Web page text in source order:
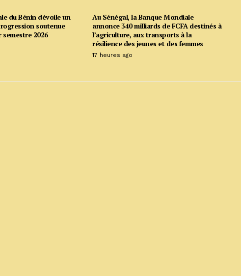
du Bénin dévoile un
soutenue
semestre 2026
Au Sénégal, la Banque Mondiale
annonce 340 milliards de FCFA destinés à
l’agriculture, aux transports à la
résilience des jeunes et des femmes
17 heures ago